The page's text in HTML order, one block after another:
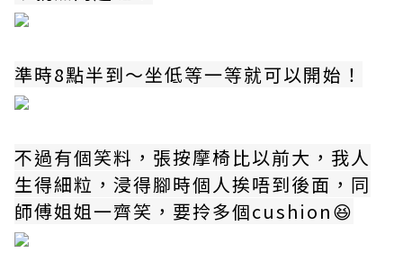
準時8點半到～坐低等一等就可以開始！
不過有個笑料，張按摩椅比以前大，我人
生得細粒，浸得腳時個人挨唔到後面，同
師傅姐姐一齊笑，要拎多個cushion😆